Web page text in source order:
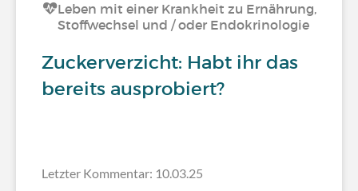
Leben mit einer Krankheit zu Ernährung,
Stoffwechsel und / oder Endokrinologie
Zuckerverzicht: Habt ihr das
bereits ausprobiert?
Letzter Kommentar: 10.03.25